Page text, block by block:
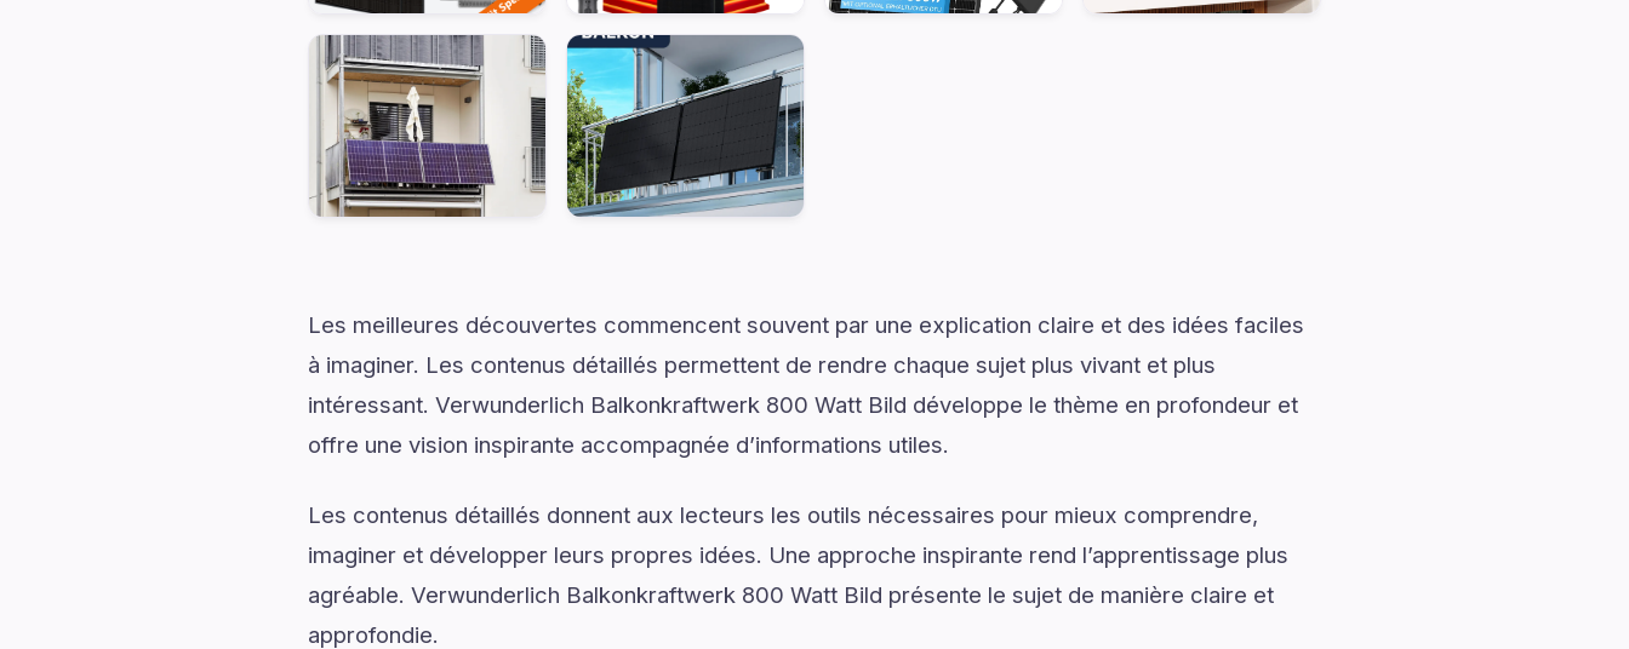
Les meilleures découvertes commencent souvent par une explication claire et des idées faciles
à imaginer. Les contenus détaillés permettent de rendre chaque sujet plus vivant et plus
intéressant. Verwunderlich Balkonkraftwerk 800 Watt Bild développe le thème en profondeur et
offre une vision inspirante accompagnée d’informations utiles.
Les contenus détaillés donnent aux lecteurs les outils nécessaires pour mieux comprendre,
imaginer et développer leurs propres idées. Une approche inspirante rend l’apprentissage plus
agréable. Verwunderlich Balkonkraftwerk 800 Watt Bild présente le sujet de manière claire et
approfondie.